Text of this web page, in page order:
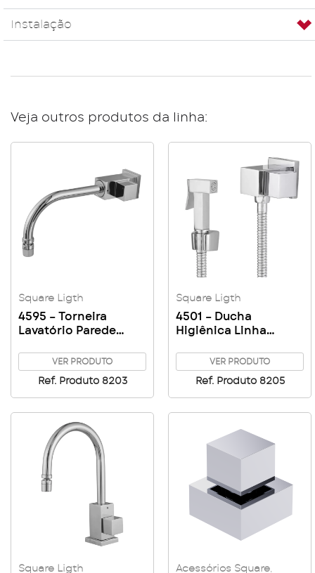
Instalação
Veja outros produtos da linha:
Square Ligth
4595 – Torneira
Lavatório Parede
VER PRODUTO
Ref. Produto 8203
Square Ligth
4501 – Ducha
Higiênica Linha
VER PRODUTO
Ref. Produto 8205
Square Ligth Acessórios Square,